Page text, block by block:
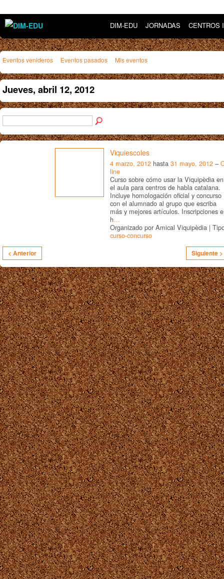
DIM-EDU JORNADAS CENTROS
Eventos venideros Eventos pasados Mis eventos
Jueves, abril 12, 2012
Viquiescoles
4 marzo, 2012 hasta 31 mayo, 2012 –
line
Curso sobre cómo usar la Viquipèdia en
el aula para centros de habla catalana.
Incluye homologación oficial y concurso
con el alumnado al grupo que escriba
más y mejores artículos. Inscripciones
h…
Organizado por Amical Viquipèdia |
curso-concurso
< Anterior Siguiente >